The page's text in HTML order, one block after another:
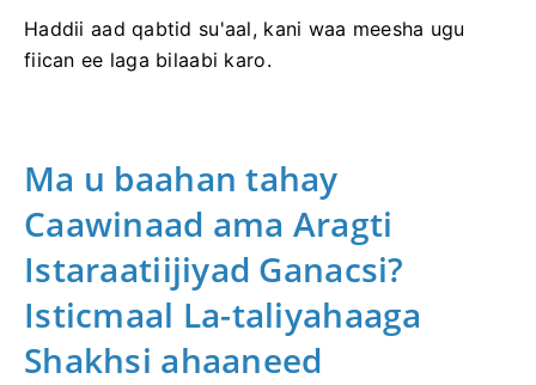
Haddii aad qabtid su'aal, kani waa meesha ugu
fiican ee laga bilaabi karo.
Ma u baahan tahay
Caawinaad ama Aragti
Istaraatiijiyad Ganacsi?
Isticmaal La-taliyahaaga
Shakhsi ahaaneed